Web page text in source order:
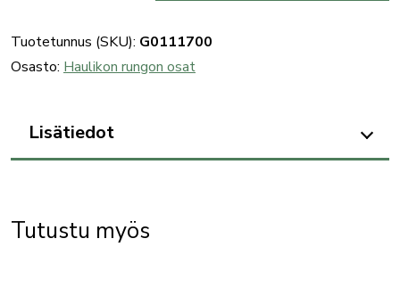
ulosheittäjä
määrä
Tuotetunnus (SKU): G0111700
Osasto: Haulikon rungon osat
Lisätiedot
Tutustu myös